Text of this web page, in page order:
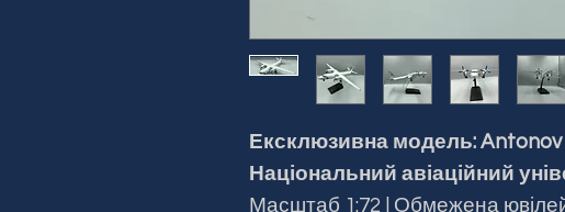
Ексклюзивна модель: Antonov
Національний авіаційний
Масштаб 1:72 | Обмежена